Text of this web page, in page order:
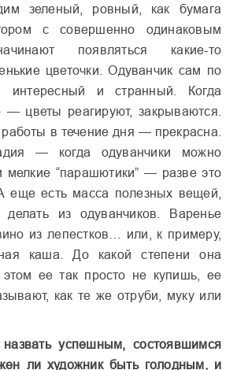
зеленый, ровный, как бумага
с совершенно одинаковым
появляться какие-то
цветочки. Одуванчик сам по
интересный и странный. Когда
— цветы реагируют, закрываются.
в течение дня — прекрасна.
— когда одуванчики можно
мелкие “парашютики” — разве это
еще есть масса полезных вещей,
из одуванчиков. Варенье
из лепестков… или, к примеру,
каша. До какой степени она
ее так просто не купишь, ее
как те же отруби, муку или
успешным, состоявшимся
ли художник быть голодным, и